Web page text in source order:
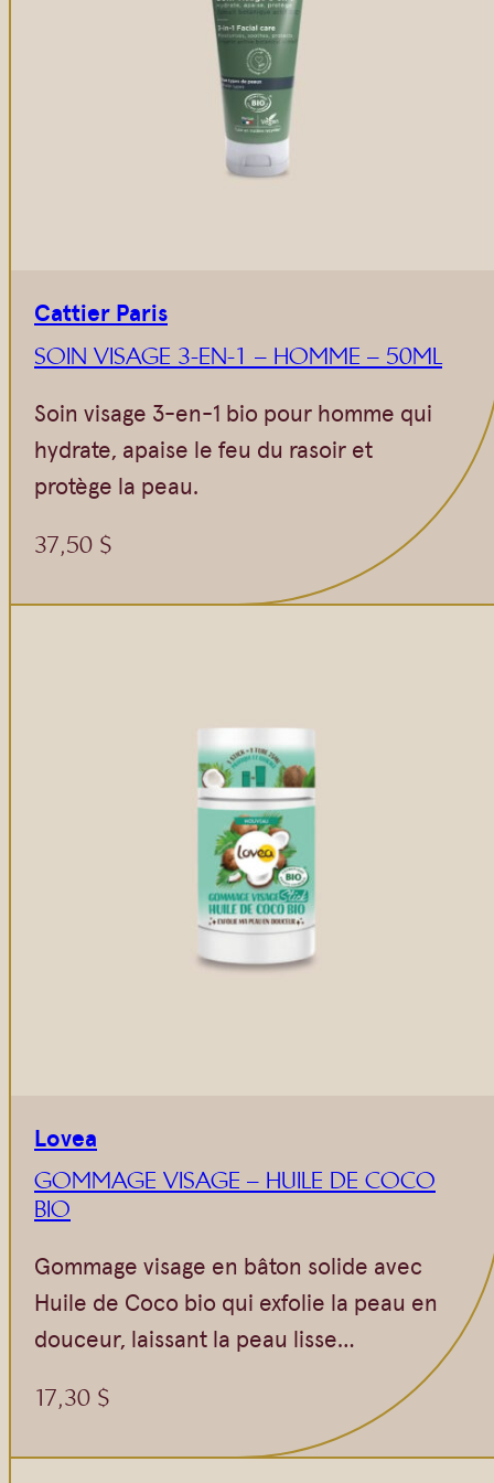
Savons sur corde
Argiles
Crèmes visages
Eaux florales
Exfoliants
Gommages
Huiles à massage
Cattier Paris
SOIN VISAGE 3-EN-1 – HOMME – 50ML
Soin visage 3-en-1 bio pour homme qui
hydrate, apaise le feu du rasoir et
protège la peau.
37,50 $
Lovea
GOMMAGE VISAGE – HUILE DE COCO
BIO
Gommage visage en bâton solide avec
Huile de Coco bio qui exfolie la peau en
douceur, laissant la peau lisse…
17,30 $